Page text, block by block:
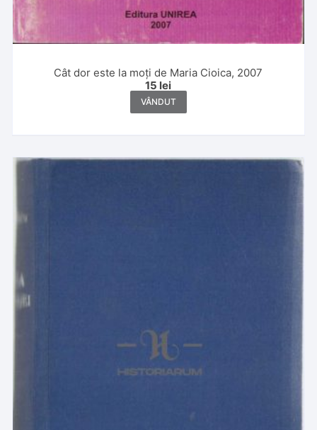
Cât dor este la moți de Maria Cioica, 2007
15 lei
VÂNDUT